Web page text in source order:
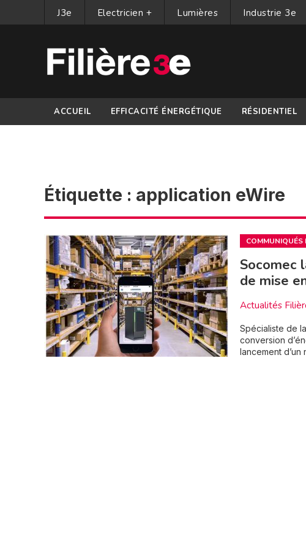
J3e Electricien + Lumières Industrie 3e
ACCUEIL EFFICACITÉ ÉNERGÉTIQUE RÉSIDENTIEL
Étiquette : application eWire
COMMUNIQUÉS
Socomec
de mise
Actualités
Spécialiste de
conversion
lancement